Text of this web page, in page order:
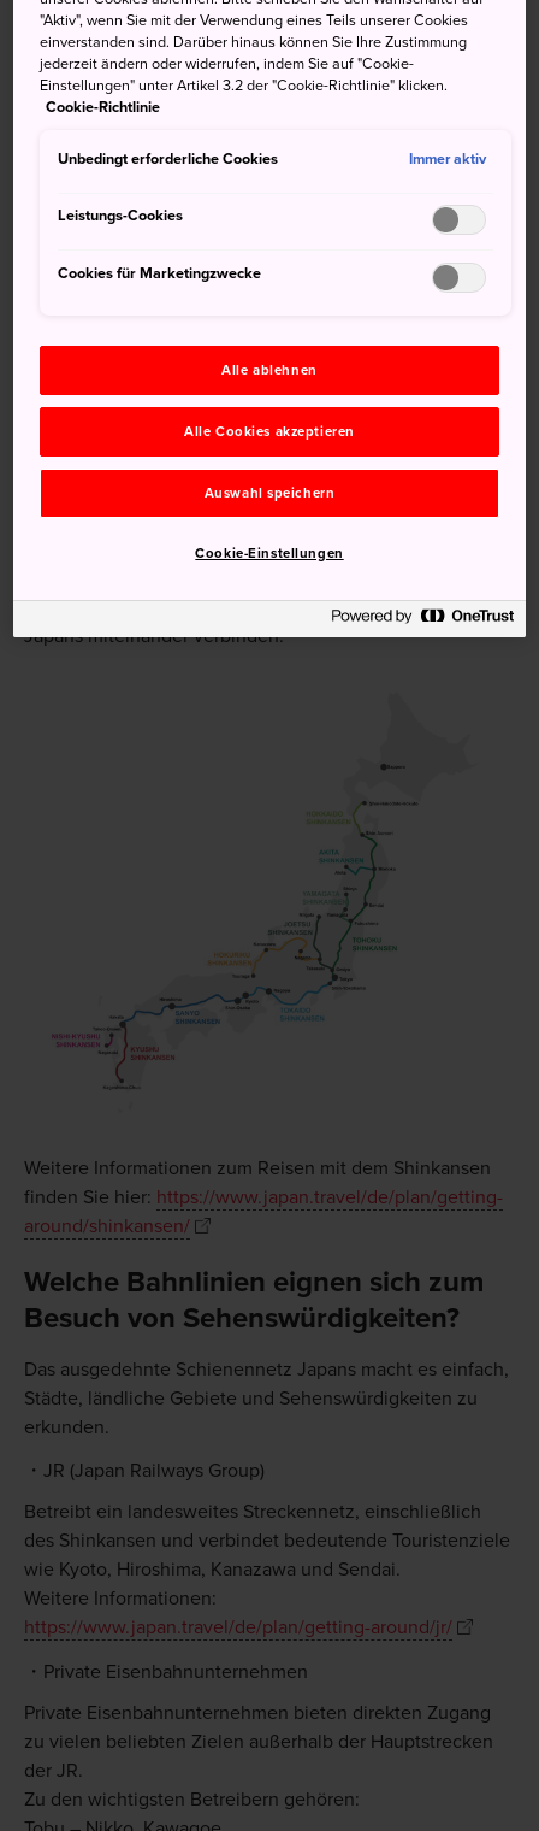
im ganzen Land, gegen Aufpreis.
Was ist der Shinkansen - und wohin
fährt er?
Hochgeschwindigkeitszügen, die die wichtigsten Städte
Japans miteinander verbinden.
Weitere Informationen zum Reisen mit dem Shinkansen
finden Sie hier: https://www.japan.travel/de/plan/getting-
around/shinkansen/
Welche Bahnlinien eignen sich zum
Besuch von Sehenswürdigkeiten?
Das ausgedehnte Schienennetz Japans macht es einfach,
Städte, ländliche Gebiete und Sehenswürdigkeiten zu
erkunden.
JR (Japan Railways Group)
Betreibt ein landesweites Streckennetz, einschließlich
des Shinkansen und verbindet bedeutende Touristenziele
wie Kyoto, Hiroshima, Kanazawa und Sendai.
Weitere Informationen:
https://www.japan.travel/de/plan/getting-around/jr/
Private Eisenbahnunternehmen
Private Eisenbahnunternehmen bieten direkten Zugang
zu vielen beliebten Zielen außerhalb der Hauptstrecken
der JR.
Zu den wichtigsten Betreibern gehören:
"Aktiv", wenn Sie mit der Verwendung eines Teils unserer Cookies
einverstanden sind. Darüber hinaus können Sie Ihre Zustimmung
jederzeit ändern oder widerrufen, indem Sie auf "Cookie-
Einstellungen" unter Artikel 3.2 der "Cookie-Richtlinie" klicken.
Cookie-Richtlinie
Unbedingt erforderliche Cookies Immer aktiv
Leistungs-Cookies
Cookies für Marketingzwecke
Alle ablehnen
Alle Cookies akzeptieren
Auswahl speichern
Cookie-Einstellungen